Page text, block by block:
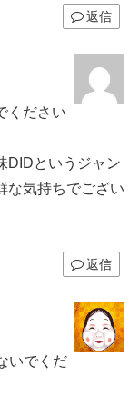
返信
ください
DIDというジャン
な気持ちでござい
返信
いでくだ